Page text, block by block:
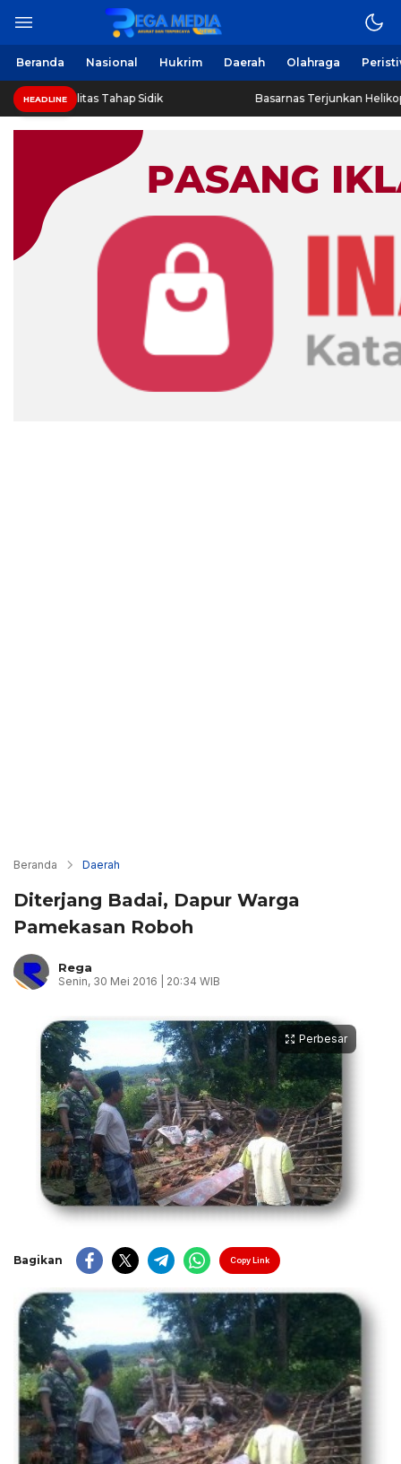
Beranda Nasional Hukrim Daerah Olahraga
HEADLINE
Tahap Sidik Basarnas Terjunkan Helikopter Sisir
Beranda Daerah
Diterjang Badai, Dapur Warga
Pamekasan Roboh
Rega
Senin, 30 Mei 2016 | 20:34 WIB
Perbesar
Bagikan Copy Link